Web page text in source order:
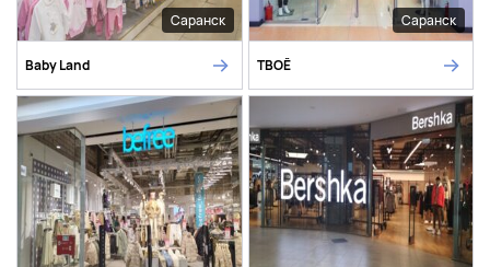
Саранск
Baby Land
Саранск
ТВОЁ